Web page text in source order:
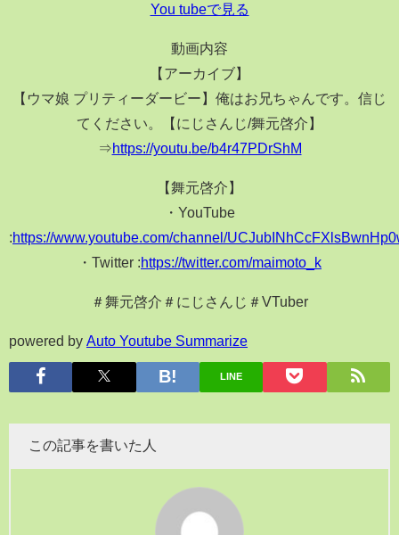
You tubeで見る
動画内容
【アーカイブ】
【ウマ娘 プリティーダービー】俺はお兄ちゃんです。信じ
てください。【にじさんじ/舞元啓介】
⇒https://youtu.be/b4r47PDrShM
【舞元啓介】
・YouTube
:https://www.youtube.com/channel/
・Twitter :https://twitter.com/maimoto_k
＃舞元啓介＃にじさんじ＃VTuber
powered by Auto Youtube Summarize
LINE
この記事を書いた人